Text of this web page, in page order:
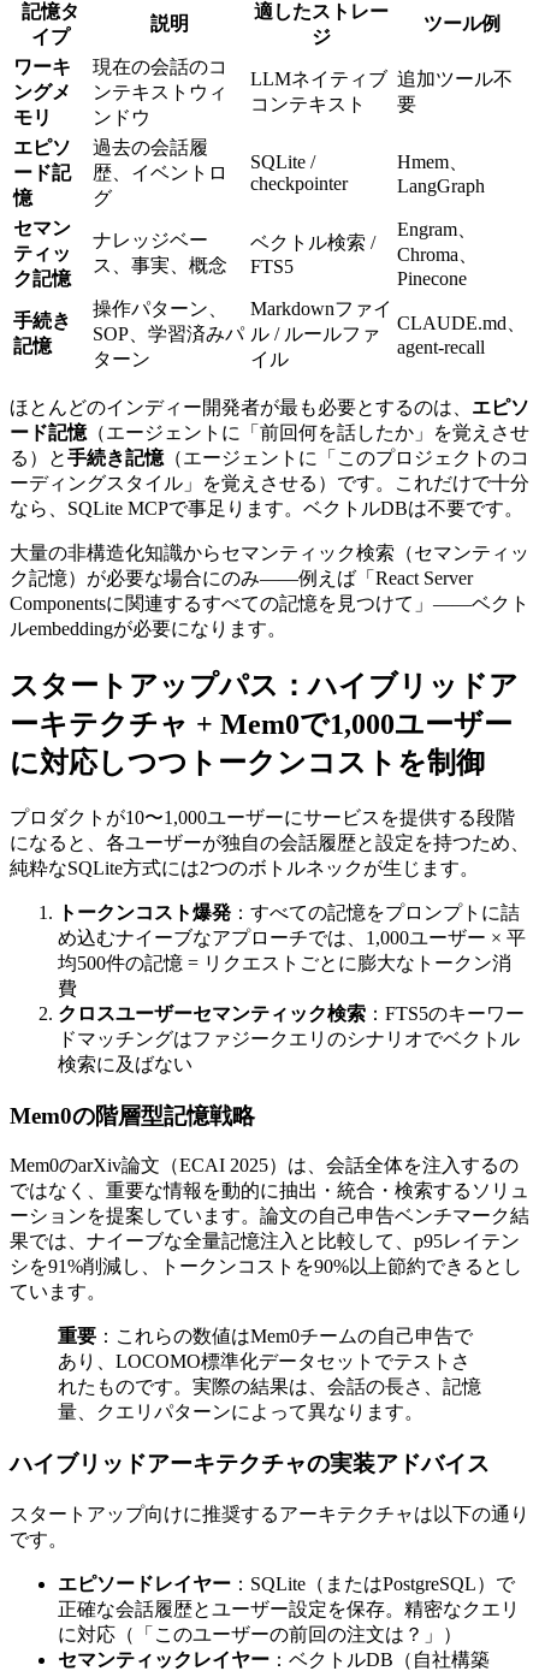
記憶タ
イプ
説明
適したストレー
ジ
ツール例
ワーキ
ングメ
モリ
現在の会話のコ
ンテキストウィ
ンドウ
LLMネイティブ
コンテキスト
追加ツール不
要
エピソ
ード記
憶
過去の会話履
歴、イベントロ
グ
SQLite /
checkpointer
Hmem、
LangGraph
セマン
ティッ
ク記憶
ナレッジベー
ス、事実、概念
ベクトル検索 /
FTS5
Engram、
Chroma、
Pinecone
手続き
記憶
操作パターン、
SOP、学習済みパ
ターン
Markdownファイ
ル / ルールファ
イル
CLAUDE.md、
agent-recall
ほとんどのインディー開発者が最も必要とするのは、 エピソ
ード記憶（エージェントに「前回何を話したか」を覚えさせ
る）と手続き記憶（エージェントに「このプロジェクトのコ
ーディングスタイル」を覚えさせる）です。これだけで十分
なら、SQLite MCPで事足ります。ベクトルDBは不要です。
大量の非構造化知識からセマンティック検索（セマンティッ
ク記憶）が必要な場合にのみ——例えば「React Server
Componentsに関連するすべての記憶を見つけて」——ベクト
ルembeddingが必要になります。
スタートアップパス：ハイブリッドア
ーキテクチャ + Mem0で1,000ユーザー
に対応しつつトークンコストを制御
プロダクトが10〜1,000ユーザーにサービスを提供する段階
になると、各ユーザーが独自の会話履歴と設定を持つため、
純粋なSQLite方式には2つのボトルネックが生じます。
トークンコスト爆発 ：すべての記憶をプロンプトに詰
め込むナイーブなアプローチでは、1,000ユーザー × 平
均500件の記憶 = リクエストごとに膨大なトークン消
費
クロスユーザーセマンティック検索 ：FTS5のキーワー
ドマッチングはファジークエリのシナリオでベクトル
検索に及ばない
Mem0の階層型記憶戦略
Mem0のarXiv論文（ECAI 2025）は、会話全体を注入するの
ではなく、重要な情報を動的に抽出・統合・検索するソリュ
ーションを提案しています。論文の自己申告ベンチマーク結
果では、ナイーブな全量記憶注入と比較して、p95レイテン
シを91%削減し、トークンコストを90%以上節約できるとし
ています。
重要 ：これらの数値はMem0チームの自己申告で
あり、LOCOMO標準化データセットでテストさ
れたものです。実際の結果は、会話の長さ、記憶
量、クエリパターンによって異なります。
ハイブリッドアーキテクチャの実装アドバイス
スタートアップ向けに推奨するアーキテクチャは以下の通り
です。
エピソードレイヤー ：SQLite（またはPostgreSQL）で
正確な会話履歴とユーザー設定を保存。精密なクエリ
に対応（「このユーザーの前回の注文は？」）
セマンティックレイヤー ：ベクトルDB（自社構築